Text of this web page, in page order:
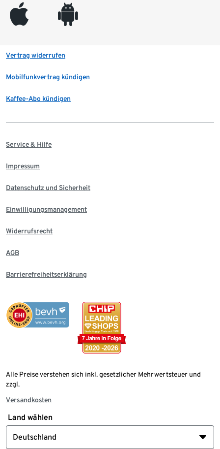
appleinc android
Vertrag widerrufen
Mobilfunkvertrag kündigen
Kaffee-Abo kündigen
Service & Hilfe
Impressum
Datenschutz und Sicherheit
Einwilligungsmanagement
Widerrufsrecht
AGB
Barrierefreiheitserklärung
Alle Preise verstehen sich inkl. gesetzlicher Mehrwertsteuer und
zzgl.
Versandkosten
Land wählen
Deutschland